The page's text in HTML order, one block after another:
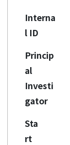
Interna
l ID
Princip
al
Investi
gator
Sta
rt